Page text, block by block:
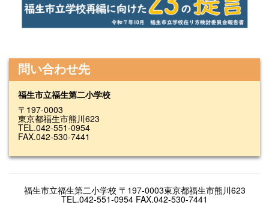
問い合わせ先
福生市立福生第二小学校
〒197-0003
東京都福生市熊川623
TEL.042-551-0954
FAX.042-530-7441
福生市立福生第二小学校 〒197-0003東京都福生市熊川623
TEL.042-551-0954 FAX.042-530-7441